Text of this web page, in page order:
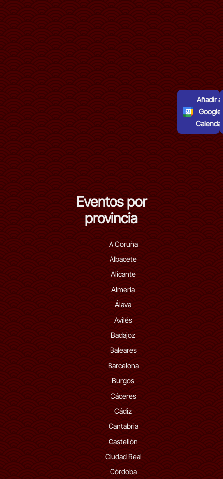
Añadir al
Google
Calendar
Eventos por
provincia
A Coruña
Albacete
Alicante
Almería
Álava
Avilés
Badajoz
Baleares
Barcelona
Burgos
Cáceres
Cádiz
Cantabria
Castellón
Ciudad Real
Córdoba